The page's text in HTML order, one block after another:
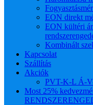
EON direkt
EON kültéri
Kombinált
Kapcsolat
Szállítás
Akciók
PVT-K-L Á-
Most 25%